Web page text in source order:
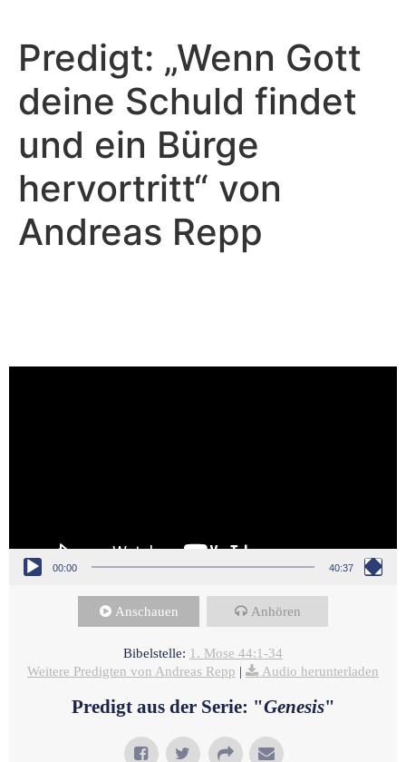
Predigt: „Wenn Gott
deine Schuld findet
und ein Bürge
hervortritt“ von
Andreas Repp
Video-Player
00:00 40:37
Anschauen Anhören
Bibelstelle: 1. Mose 44:1-34
Weitere Predigten von Andreas Repp | Audio herunterladen
Predigt aus der Serie: "Genesis"